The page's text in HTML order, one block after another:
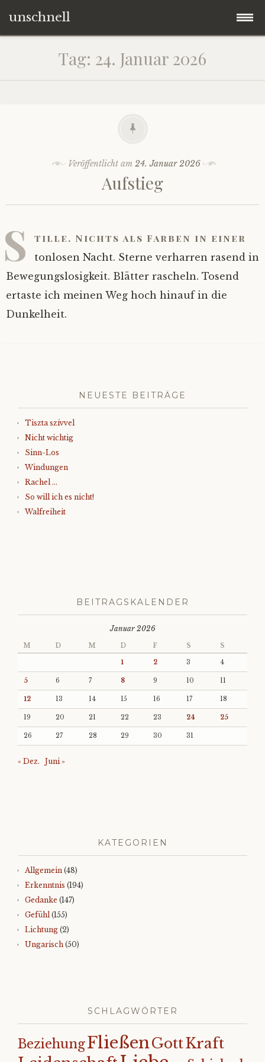
unschnell
springen
Tag: 24. Januar 2026
Veröffentlicht am24. Januar 2026
Aufstieg
S tille. Nichts als Farben in einer
tonlosen Nacht. Sterne verharren rasend in
Bewegungslosigkeit. Blätter rascheln. Tosend
ertaste ich meinen Weg hoch hinauf in die
Dunkelheit.
NEUESTE BEITRÄGE
Tiszta szívvel
Nicht wichtig
Sinn-Los
Windungen
Rachel …
So will ich es nicht!
Walfreiheit
BEITRAGSKALENDER
Januar 2026
M D M D F S S
1 2 3 4
5 6 7 8 9 10 11
12 13 14 15 16 17 18
19 20 21 22 23 24 25
26 27 28 29 30 31
« Dez. Juni »
KATEGORIEN
Allgemein (48)
Erkenntnis (194)
Gedanke (147)
Gefühl(155)
Lichtung (2)
Ungarisch (50)
SCHLAGWÖRTER
BeziehungFließenGottKraft